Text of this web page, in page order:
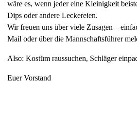
wäre es, wenn jeder eine Kleinigkeit
Dips oder andere Leckereien.
Wir freuen uns über viele Zusagen –
Mail oder über die Mannschaftsführer
Also: Kostüm raussuchen, Schläger
Euer Vorstand